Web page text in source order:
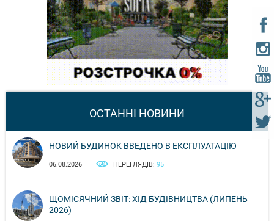
ОСТАННІ НОВИНИ
НОВИЙ БУДИНОК ВВЕДЕНО В ЕКСПЛУАТАЦІЮ
06.08.2026 ПЕРЕГЛЯДІВ: 95
ЩОМІСЯЧНИЙ ЗВІТ: ХІД БУДІВНИЦТВА (ЛИПЕНЬ
2026)